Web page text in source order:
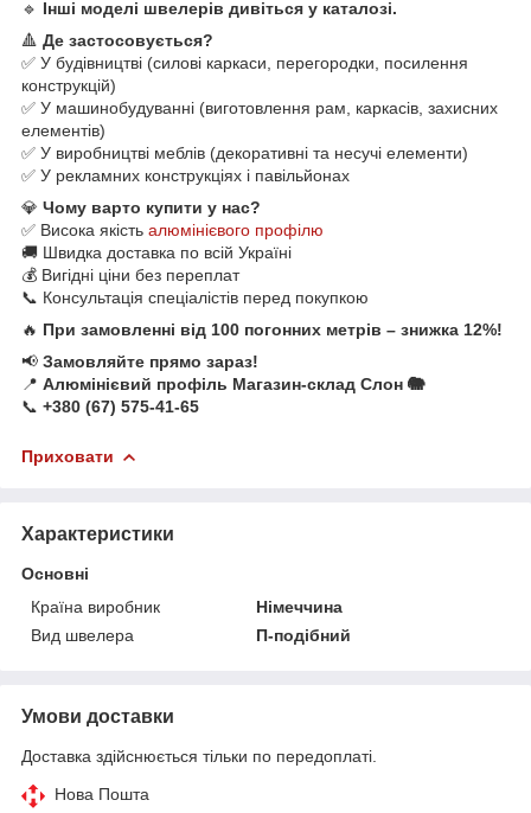
🔹 Інші моделі швелерів дивіться у каталозі.
🔺 Де застосовується?
✅ У будівництві (силові каркаси, перегородки, посилення
конструкцій)
✅ У машинобудуванні (виготовлення рам, каркасів, захисних
елементів)
✅ У виробництві меблів (декоративні та несучі елементи)
✅ У рекламних конструкціях і павільйонах
💎 Чому варто купити у нас?
✅ Висока якість алюмінієвого профілю
🚚 Швидка доставка по всій Україні
💰 Вигідні ціни без переплат
📞 Консультація спеціалістів перед покупкою
🔥 При замовленні від 100 погонних метрів – знижка 12%!
📢 Замовляйте прямо зараз!
📍 Алюмінієвий профіль Магазин-склад Слон 🐘
📞 +380 (67) 575-41-65
Приховати
Характеристики
Основні
Країна виробник
Німеччина
Вид швелера
П-подібний
Умови доставки
Доставка здійснюється тільки по передоплаті.
Нова Пошта